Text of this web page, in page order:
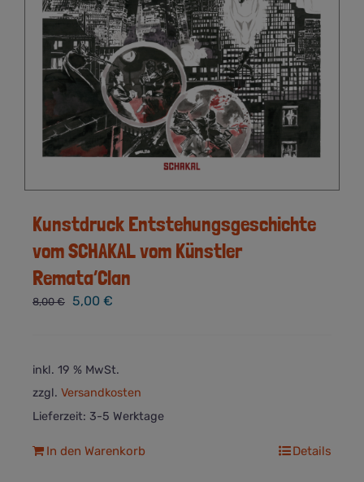
Kunstdruck Entstehungsgeschichte
vom SCHAKAL vom Künstler
Remata’Clan
8,00€ Ursprünglicher
5,00 €
inkl. 19 % MwSt.
zzgl. Versandkosten
Lieferzeit: 3-5 Werktage
In den Warenkorb Details